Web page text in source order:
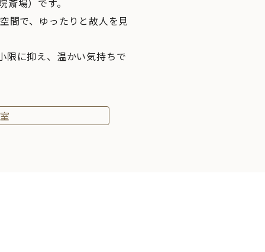
場）です。
間で、ゆったりと故人を見
限に抑え、温かい気持ちで